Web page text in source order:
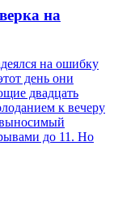
на
на ошибку
день они
двадцать
к вечеру
до 11. Но